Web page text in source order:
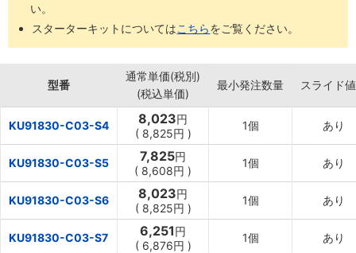
い。
スターターキットについてはこちらをご覧ください。
型番
通常単価(税別)
(税込単価)
最小発注数量 スライド
KU91830-C03-S4 8,023円
( 8,825円 )
1個 あり
KU91830-C03-S5 7,825円
( 8,608円 )
1個 あり
KU91830-C03-S6 8,023円
( 8,825円 )
1個 あり
KU91830-C03-S7 6,251円
( 6,876円 )
1個 あり